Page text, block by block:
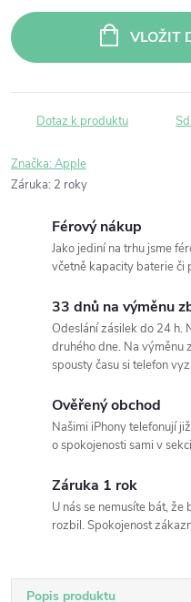
cena:
VLOŽIT
Dotaz k produktu
Značka: Apple
Záruka: 2 roky
Férový nákup
Jako jediní na trhu jsme
včetně kapacity baterie či
33 dnů na výměnu
Odeslání zásilek do 24 h.
druhého dne. Na výměnu
spousty času si telefon
Ověřený obchod
Našimi iPhony telefonují
o spokojenosti sami v
Záruka 1 rok
U nás se nemusíte bát, že
rozbil. Spokojenost
Popis produktu